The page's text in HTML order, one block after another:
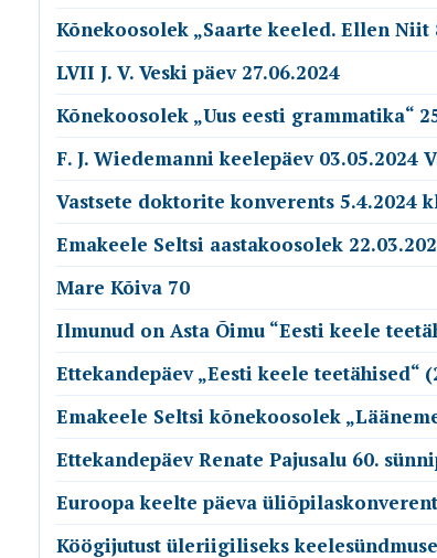
Kõnekoosolek „Saarte keeled. Ellen Niit
LVII J. V. Veski päev 27.06.2024
Kõnekoosolek „Uus eesti grammatika“
F. J. Wiedemanni keelepäev 03.05.2024
Vastsete doktorite konverents 5.4.2024
Emakeele Seltsi aastakoosolek
Mare Kõiva 70
Ilmunud on Asta Õimu “Eesti keele
Ettekandepäev „Eesti keele teetähised“
Emakeele Seltsi kõnekoosolek
Ettekandepäev Renate Pajusalu 60.
Euroopa keelte päeva
Köögijutust üleriigiliseks